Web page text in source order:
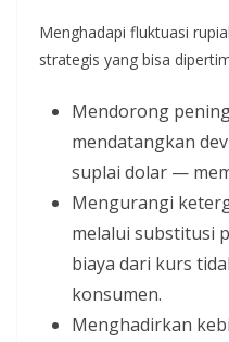
Menghadapi fluktuasi
strategis yang bisa
Mendorong
mendatangkan
suplai dolar —
Mengurangi
melalui substitusi
biaya dari kurs
konsumen.
Menghadirkan